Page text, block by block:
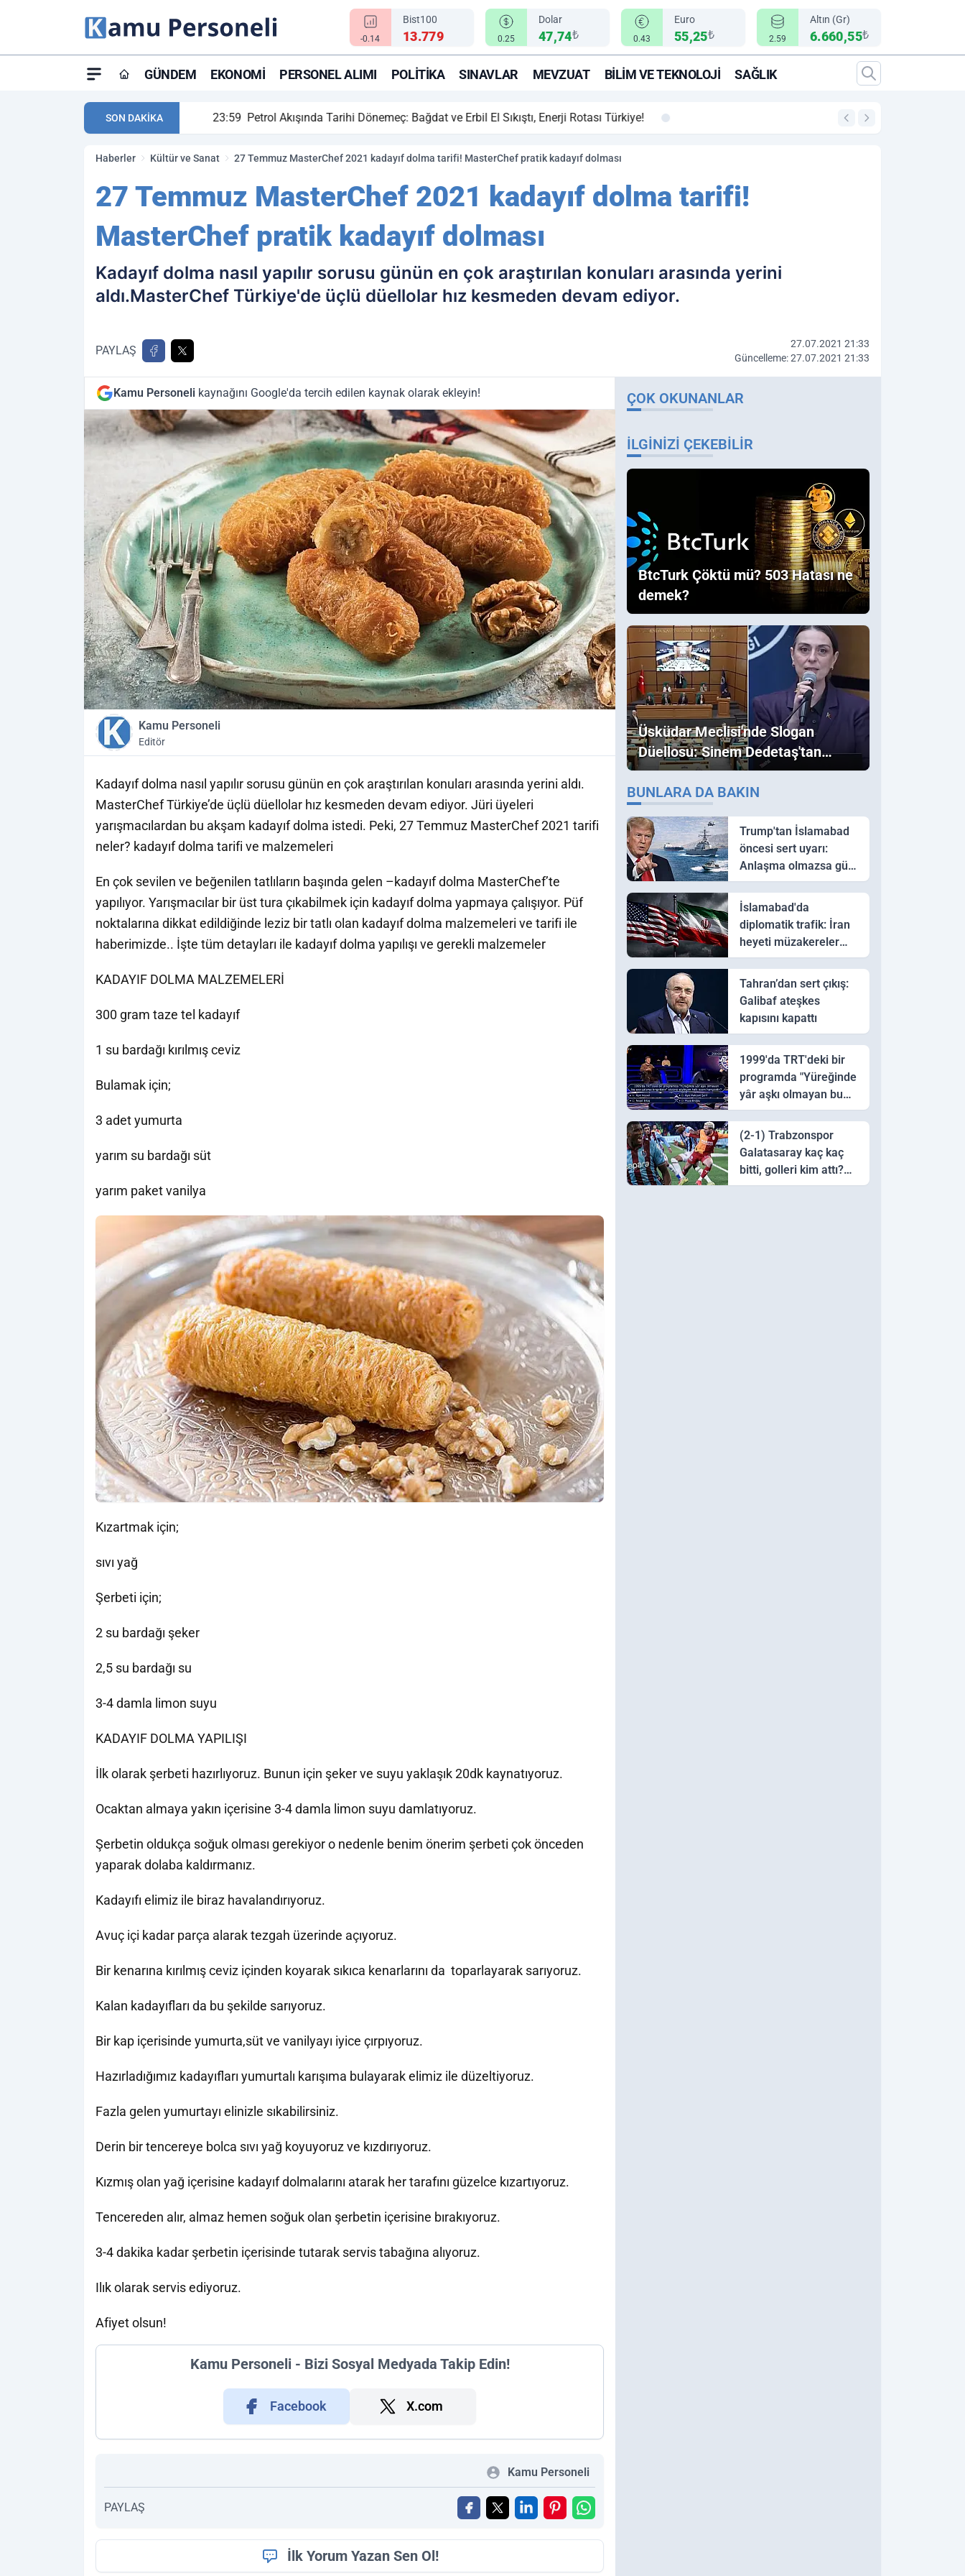
-0.14
Bist100
13.779 0.25
Dolar
47,74₺ 0.43
Euro
55,25₺ 2.59
Altın (Gr)
6.660,55₺
GÜNDEM EKONOMI PERSONEL ALIMI POLITIKA SINAVLAR MEVZUAT BILIM VE TEKNOLOJI SAĞLIK
SON DAKİKA
maç özeti ve golleri! 23:59 Petrol Akışında Tarihi Dönemeç: Bağdat ve Erbil El Sıkıştı, Enerji Rotası Türkiye! 00:12
Haberler Kültür ve Sanat 27 Temmuz MasterChef 2021 kadayıf dolma tarifi! MasterChef pratik kadayıf dolması
27 Temmuz MasterChef 2021 kadayıf dolma tarifi!
MasterChef pratik kadayıf dolması
Kadayıf dolma nasıl yapılır sorusu günün en çok araştırılan konuları arasında yerini
aldı.MasterChef Türkiye'de üçlü düellolar hız kesmeden devam ediyor.
PAYLAŞ
27.07.2021 21:33
Güncelleme: 27.07.2021 21:33
Kamu Personeli kaynağını Google'da tercih edilen kaynak olarak ekleyin!
Kamu Personeli
Editör
Kadayıf dolma nasıl yapılır sorusu günün en çok araştırılan konuları arasında yerini aldı.
MasterChef Türkiye’de üçlü düellolar hız kesmeden devam ediyor. Jüri üyeleri
yarışmacılardan bu akşam kadayıf dolma istedi. Peki, 27 Temmuz MasterChef 2021 tarifi
neler? kadayıf dolma tarifi ve malzemeleri
En çok sevilen ve beğenilen tatlıların başında gelen –kadayıf dolma MasterChef’te
yapılıyor. Yarışmacılar bir üst tura çıkabilmek için kadayıf dolma yapmaya çalışıyor. Püf
noktalarına dikkat edildiğinde leziz bir tatlı olan kadayıf dolma malzemeleri ve tarifi ile
haberimizde.. İşte tüm detayları ile kadayıf dolma yapılışı ve gerekli malzemeler
KADAYIF DOLMA MALZEMELERİ
300 gram taze tel kadayıf
1 su bardağı kırılmış ceviz
Bulamak için;
3 adet yumurta
yarım su bardağı süt
yarım paket vanilya
Kızartmak için;
sıvı yağ
Şerbeti için;
2 su bardağı şeker
2,5 su bardağı su
3-4 damla limon suyu
KADAYIF DOLMA YAPILIŞI
İlk olarak şerbeti hazırlıyoruz. Bunun için şeker ve suyu yaklaşık 20dk kaynatıyoruz.
Ocaktan almaya yakın içerisine 3-4 damla limon suyu damlatıyoruz.
Şerbetin oldukça soğuk olması gerekiyor o nedenle benim önerim şerbeti çok önceden
yaparak dolaba kaldırmanız.
Kadayıfı elimiz ile biraz havalandırıyoruz.
Avuç içi kadar parça alarak tezgah üzerinde açıyoruz.
Bir kenarına kırılmış ceviz içinden koyarak sıkıca kenarlarını da toparlayarak sarıyoruz.
Kalan kadayıfları da bu şekilde sarıyoruz.
Bir kap içerisinde yumurta,süt ve vanilyayı iyice çırpıyoruz.
Hazırladığımız kadayıfları yumurtalı karışıma bulayarak elimiz ile düzeltiyoruz.
Fazla gelen yumurtayı elinizle sıkabilirsiniz.
Derin bir tencereye bolca sıvı yağ koyuyoruz ve kızdırıyoruz.
Kızmış olan yağ içerisine kadayıf dolmalarını atarak her tarafını güzelce kızartıyoruz.
Tencereden alır, almaz hemen soğuk olan şerbetin içerisine bırakıyoruz.
3-4 dakika kadar şerbetin içerisinde tutarak servis tabağına alıyoruz.
Ilık olarak servis ediyoruz.
Afiyet olsun!
Kamu Personeli - Bizi Sosyal Medyada Takip Edin!
Facebook X.com
Kamu Personeli
PAYLAŞ
İlk Yorum Yazan Sen Ol!
ÇOK OKUNANLAR
İLGINIZI ÇEKEBILIR
BtcTurk Çöktü mü? 503 Hatası ne
demek?
Üsküdar Meclisi'nde Slogan
Düellosu: Sinem Dedetaş'tan
Ezber Bozan "Erdoğan" ve
"İmamoğlu" Çıkışı!
BUNLARA DA BAKIN
Trump'tan İslamabad
öncesi sert uyarı:
Anlaşma olmazsa güç
kullanırız
İslamabad'da
diplomatik trafik: İran
heyeti müzakereler
için Pakistan'a ulaştı
Tahran’dan sert çıkış:
Galibaf ateşkes
kapısını kapattı
1999'da TRT'deki bir
programda "Yüreğinde
yâr aşkı olmayan bu
sazı çalarsa tingirdatır"
sözünü söyleyen halk
ozanı hangisidir?
(2-1) Trabzonspor
Galatasaray kaç kaç
bitti, golleri kim attı?
Trabzonspor